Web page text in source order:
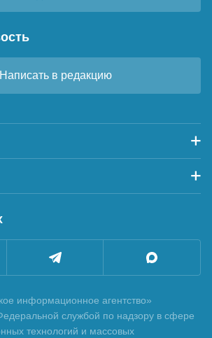
Написать в редакцию
информационное агентство»
службой по надзору в сфере
технологий и массовых